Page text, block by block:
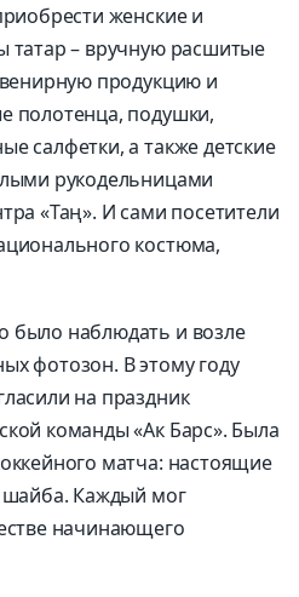
женские и
татар – вручную расшитые
продукцию и
полотенца, подушки,
салфетки, а также детские
рукодельницами
«Таң». И сами посетители
костюма,
наблюдать и возле
фотозон. В этому году
на праздник
команды «Ак Барс». Была
матча: настоящие
Каждый мог
начинающего